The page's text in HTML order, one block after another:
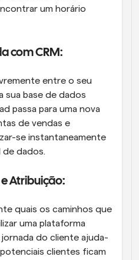
um horário
com CRM:
entre o seu
sua base de dados
passa para uma nova
de vendas e
se instantaneamente
de dados.
Atribuição:
quais os caminhos que
uma plataforma
do cliente ajuda-
clientes ficam